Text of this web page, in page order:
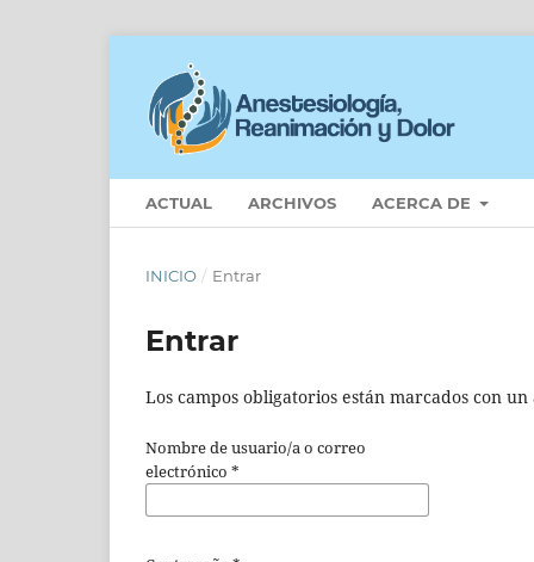
ACTUAL ARCHIVOS ACERCA DE
INICIO / Entrar
Entrar
Los campos obligatorios están marcados con un
Nombre de usuario/a o correo
electrónico *